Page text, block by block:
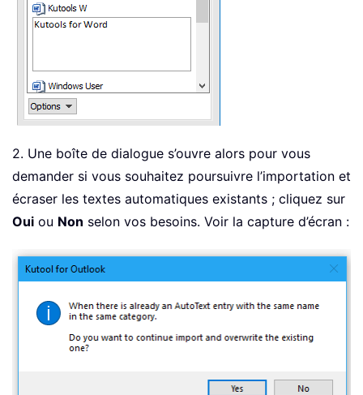
2. Une boîte de dialogue s’ouvre alors pour vous
demander si vous souhaitez poursuivre l’importation et
écraser les textes automatiques existants ; cliquez sur
Oui ou Non selon vos besoins. Voir la capture d’écran :